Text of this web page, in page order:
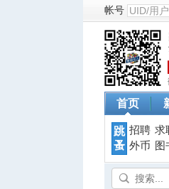
帐号
首页
跳
蚤
招聘 求
外币
图